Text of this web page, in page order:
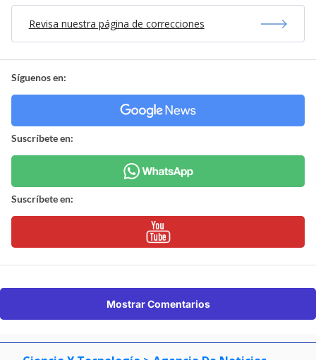
Revisa nuestra página de correcciones
Síguenos en:
Suscríbete en:
Suscríbete en:
Mostrar Comentarios